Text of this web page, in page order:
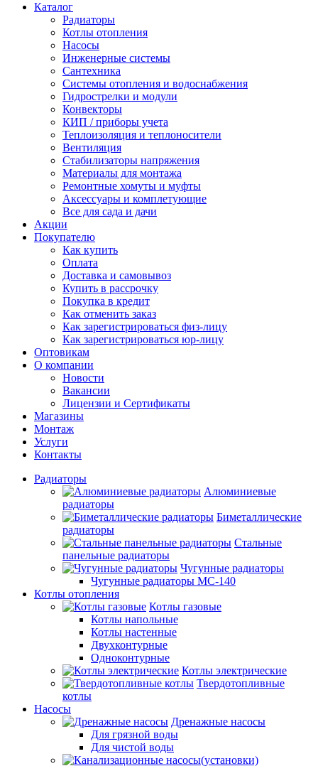
Каталог
Радиаторы
Котлы отопления
Насосы
Инженерные системы
Сантехника
Системы отопления и водоснабжения
Гидрострелки и модули
Конвекторы
КИП / приборы учета
Теплоизоляция и теплоносители
Вентиляция
Стабилизаторы напряжения
Материалы для монтажа
Ремонтные хомуты и муфты
Аксессуары и комплетующие
Все для сада и дачи
Акции
Покупателю
Как купить
Оплата
Доставка и самовывоз
Купить в рассрочку
Покупка в кредит
Как отменить заказ
Как зарегистрироваться физ-лицу
Как зарегистрироваться юр-лицу
Оптовикам
О компании
Новости
Вакансии
Лицензии и Сертификаты
Магазины
Монтаж
Услуги
Контакты
Радиаторы
Алюминиевые
радиаторы
Биметаллические
радиаторы
Стальные
панельные радиаторы
Чугунные радиаторы
Чугунные радиаторы МС-140
Котлы отопления
Котлы газовые
Котлы напольные
Котлы настенные
Двухконтурные
Одноконтурные
Котлы электрические
Твердотопливные
котлы
Насосы
Дренажные насосы
Для грязной воды
Для чистой воды